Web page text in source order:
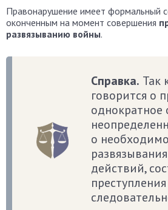
Правонарушение имеет формальный
оконченным на момент совершения
развязыванию войны.
Справка. Так
говорится о
о
действий,